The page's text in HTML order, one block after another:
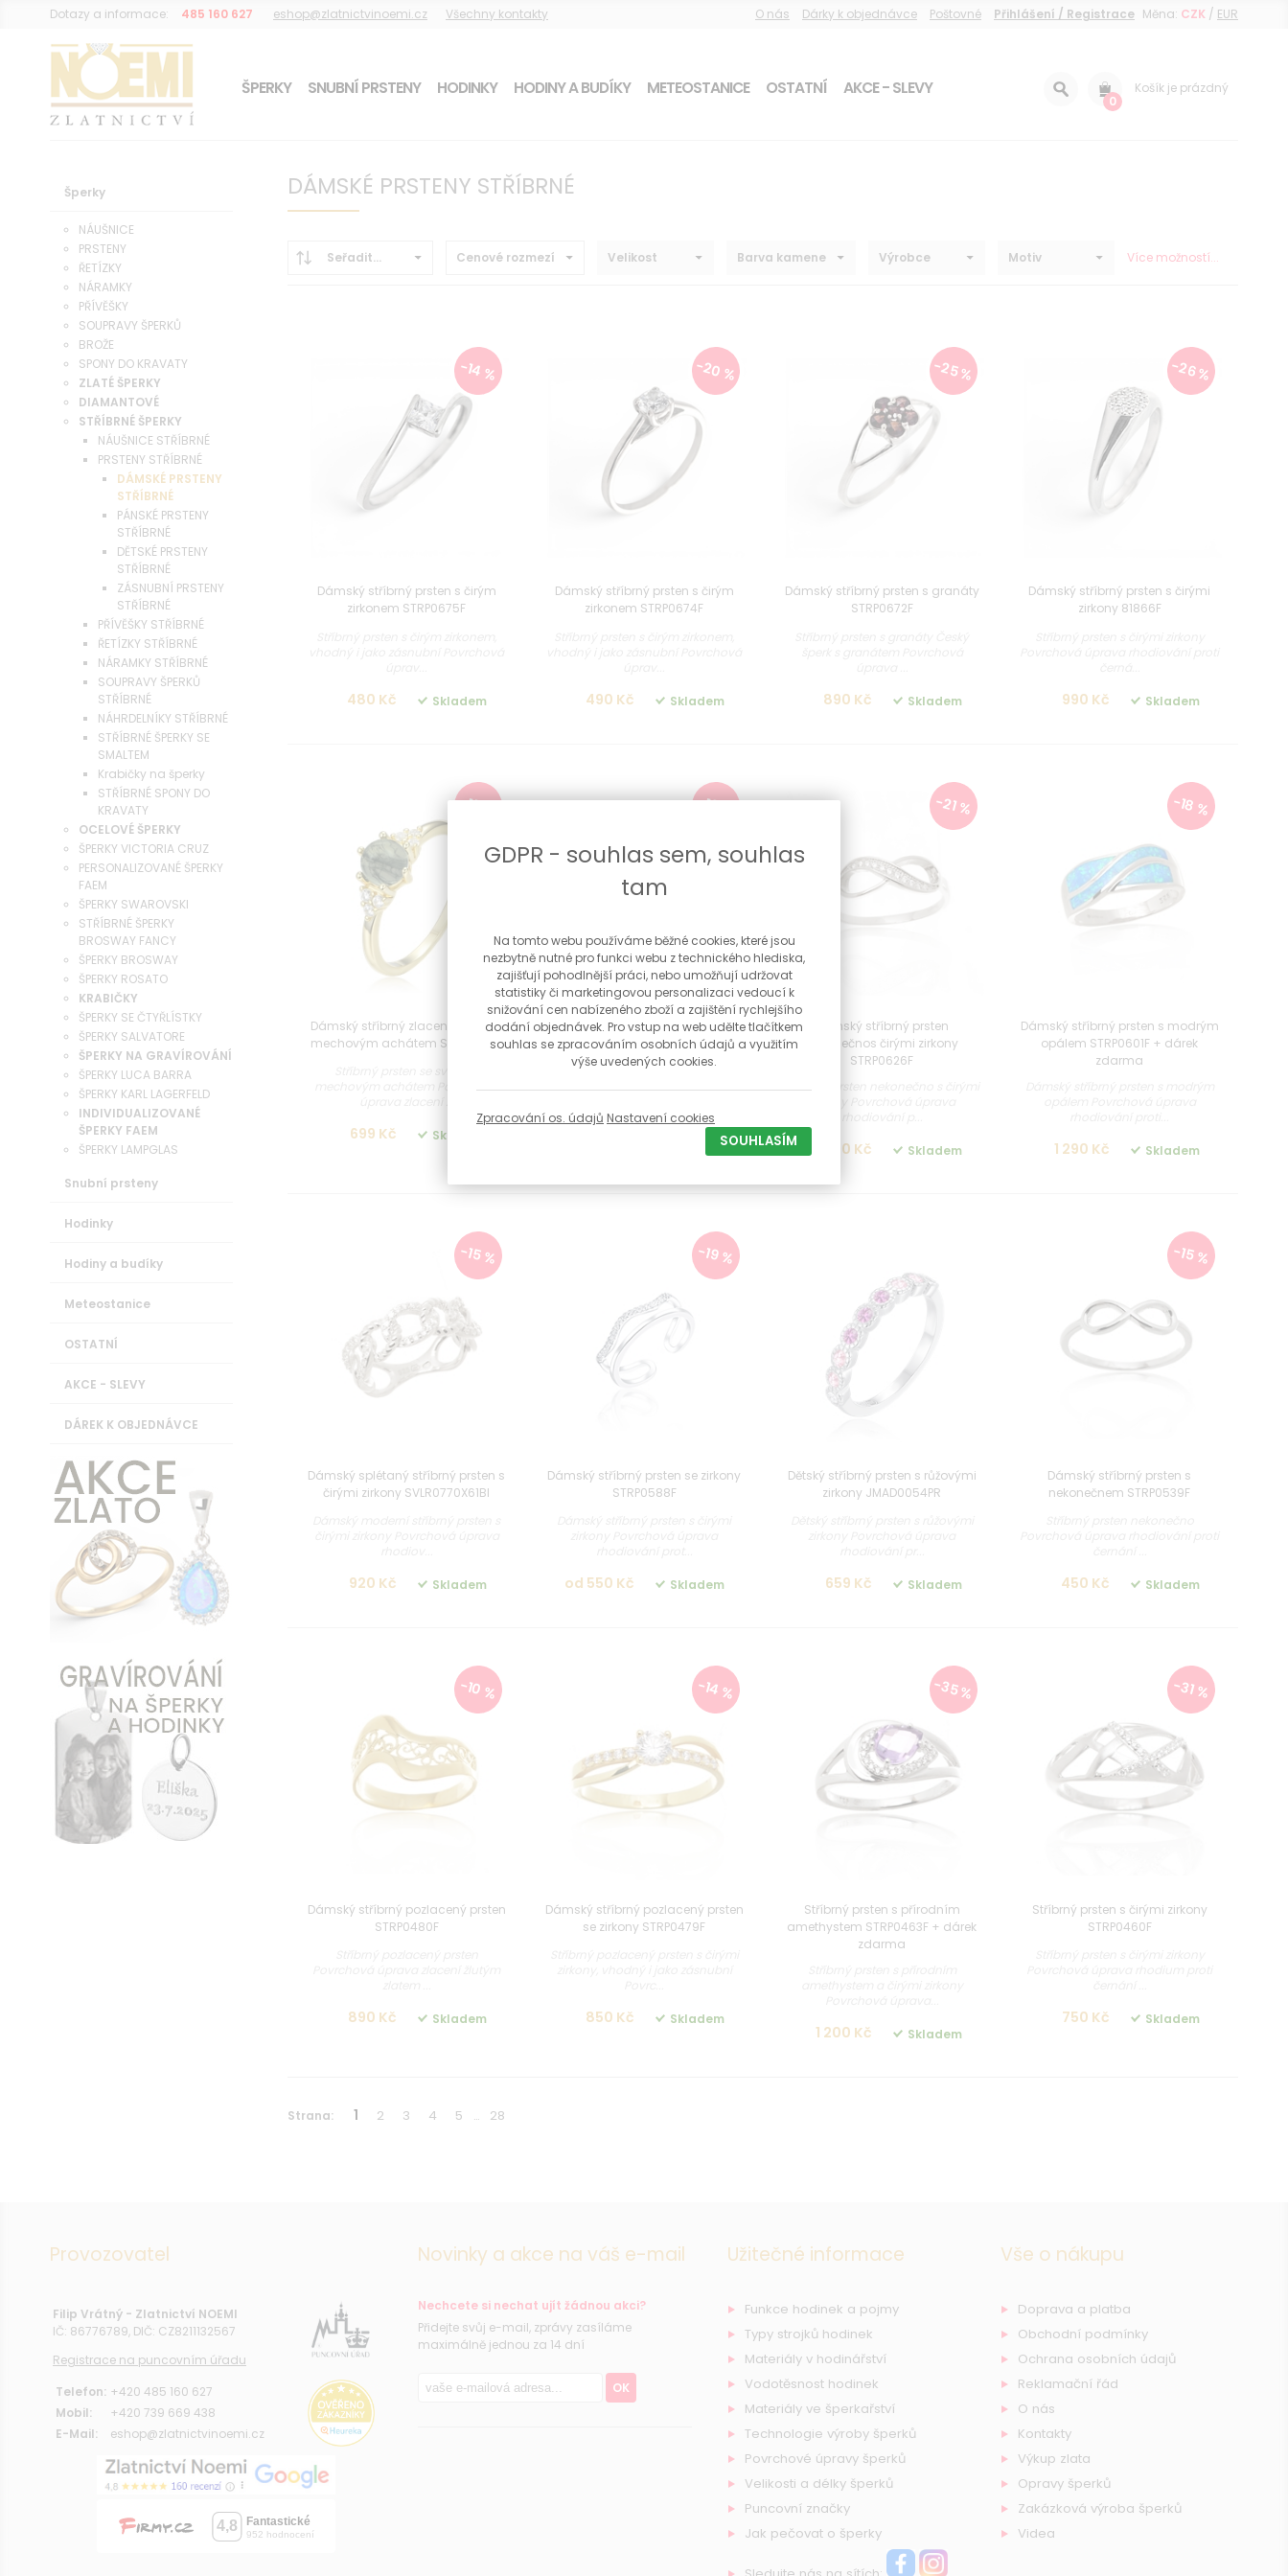
Dotazy a informace: 485 160 627 eshop@zlatnictvinoemi.cz Všechny kontakty O nás Dárky k objednávce Poštovné Přihlášení / Registrace Měna: CZK / EUR
0
Košík je prázdný
ŠPERKY SNUBNÍ PRSTENY HODINKY HODINY A BUDÍKY METEOSTANICE OSTATNÍ
AKCE - SLEVY
Šperky
NÁUŠNICE
PRSTENY
ŘETÍZKY
NÁRAMKY
PŘÍVĚŠKY
SOUPRAVY ŠPERKŮ
BROŽE
SPONY DO KRAVATY
ZLATÉ ŠPERKY
DIAMANTOVÉ
STŘÍBRNÉ ŠPERKY
NÁUŠNICE STŘÍBRNÉ
PRSTENY STŘÍBRNÉ
DÁMSKÉ PRSTENY
STŘÍBRNÉ
PÁNSKÉ PRSTENY
STŘÍBRNÉ
DĚTSKÉ PRSTENY
STŘÍBRNÉ
ZÁSNUBNÍ PRSTENY
STŘÍBRNÉ
PŘÍVĚŠKY STŘÍBRNÉ
ŘETÍZKY STŘÍBRNÉ
NÁRAMKY STŘÍBRNÉ
SOUPRAVY ŠPERKŮ
STŘÍBRNÉ
NÁHRDELNÍKY STŘÍBRNÉ
STŘÍBRNÉ ŠPERKY SE
SMALTEM
Krabičky na šperky
STŘÍBRNÉ SPONY DO
KRAVATY
OCELOVÉ ŠPERKY
ŠPERKY VICTORIA CRUZ
PERSONALIZOVANÉ ŠPERKY
FAEM
ŠPERKY SWAROVSKI
STŘÍBRNÉ ŠPERKY
BROSWAY FANCY
ŠPERKY BROSWAY
ŠPERKY ROSATO
KRABIČKY
ŠPERKY SE ČTYŘLÍSTKY
ŠPERKY SALVATORE
ŠPERKY NA GRAVÍROVÁNÍ
ŠPERKY LUCA BARRA
ŠPERKY KARL LAGERFELD
INDIVIDUALIZOVANÉ
ŠPERKY FAEM
ŠPERKY LAMPGLAS
Snubní prsteny
Hodinky
Hodiny a budíky
Meteostanice
OSTATNÍ
AKCE - SLEVY
DÁREK K OBJEDNÁVCE
DÁMSKÉ PRSTENY STŘÍBRNÉ
Seřadit... Cenové rozmezí Velikost Barva kamene Výrobce Motiv Více možností...
-14 %
Dámský stříbrný prsten s čirým
zirkonem STRP0675F
480 Kč Skladem
-20 %
Dámský stříbrný prsten s čirým
zirkonem STRP0674F
490 Kč Skladem
-25 %
Dámský stříbrný prsten s granáty
STRP0672F
890 Kč Skladem
-26 %
Dámský stříbrný prsten s čirými
zirkony 81866F
990 Kč Skladem
-15 %
Dámský stříbrný zlacený prsten s
mechovým achátem STRP0663F
mechovým achátem Povrchová
699 Kč Skladem
-13 %
Stříbrný prsten s čirými zirkony
STRP0656F
Stříbrný prsten s čirými zirkony
Povrchová úprava rhodiování proti
Skladem
-21 %
Dámský stříbrný prsten
nekonečnos čirými zirkony
STRP0626F
Stříbrný prsten nekonečno s čirými
590 Kč Skladem
-18 %
Dámský stříbrný prsten s modrým
opálem STRP0601F + dárek
zdarma
1 290 Kč Skladem
-15 %
Dámský splétaný stříbrný prsten s
čirými zirkony SVLR0770X61BI
920 Kč Skladem
-19 %
Dámský stříbrný prsten se zirkony
STRP0588F
od 550 Kč Skladem
Dětský stříbrný prsten s růžovými
zirkony JMAD0054PR
659 Kč Skladem
-15 %
Dámský stříbrný prsten s
nekonečnem STRP0539F
450 Kč Skladem
-10 %
Dámský stříbrný pozlacený prsten
STRP0480F
890 Kč Skladem
-14 %
Dámský stříbrný pozlacený prsten
se zirkony STRP0479F
850 Kč Skladem
-35 %
Stříbrný prsten s přírodním
amethystem STRP0463F + dárek
zdarma
1 200 Kč Skladem
-31 %
Stříbrný prsten s čirými zirkony
STRP0460F
750 Kč Skladem
Strana: 1 2 3 4 5 … 28
Provozovatel
Filip Vrátný - Zlatnictví NOEMI
IČ: 86776789, DIČ: CZ8211132567
Registrace na puncovním úřadu
Telefon: +420 485 160 627
Mobil:
+420 739 669 438
E-Mail:
eshop@zlatnictvinoemi.cz
Novinky a akce na váš e-mail
Nechcete si nechat ujít žádnou akci?
Přidejte svůj e-mail, zprávy zasíláme
maximálně jednou za 14 dní
OK
Užitečné informace
Funkce hodinek a pojmy
Typy strojků hodinek
Materiály v hodinářství
Vodotěsnost hodinek
Materiály ve šperkařství
Technologie výroby šperků
Povrchové úpravy šperků
Velikosti a délky šperků
Puncovní značky
Jak pečovat o šperky
Vše o nákupu
Doprava a platba
Obchodní podmínky
Ochrana osobních údajů
Reklamační řád
O nás
Kontakty
Výkup zlata
Opravy šperků
Zakázková výroba šperků
Videa
GDPR - souhlas sem, souhlas
tam
Na tomto webu používáme běžné cookies, které jsou
nezbytně nutné pro funkci webu z technického hlediska,
zajišťují pohodlnější práci, nebo umožňují udržovat
statistiky či marketingovou personalizaci vedoucí k
snižování cen nabízeného zboží a zajištění rychlejšího
dodání objednávek. Pro vstup na web udělte tlačítkem
souhlas se zpracováním osobních údajů a využitím
výše uvedených cookies.
Zpracování os. údajů Nastavení cookies
SOUHLASÍM